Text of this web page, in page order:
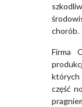
chorób.
Firma
których
część